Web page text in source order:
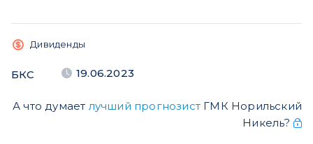
Дивиденды
БКС 19.06.2023
А что думает лучший прогнозист ГМК Норильский
Никель?